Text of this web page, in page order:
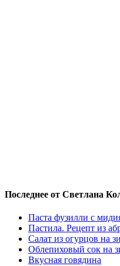
Последнее от Светлана
Паста фузилли с
Пастила. Рецепт из
Салат из огурцов на
Облепиховый сок на
Вкусная говядина